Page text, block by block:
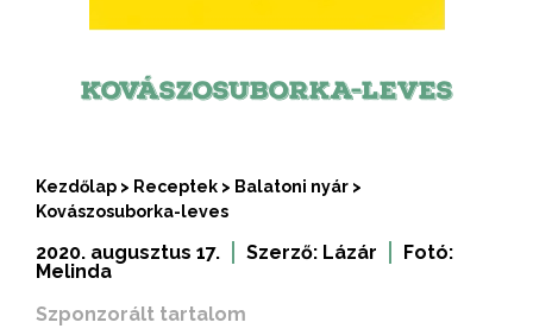
KOVÁSZOSUBORKA-LEVES
Kezdőlap > Receptek > Balatoni nyár >
Kovászosuborka-leves
2020. augusztus 17. Szerző: Lázár
Fotó:
Melinda
Szponzorált tartalom